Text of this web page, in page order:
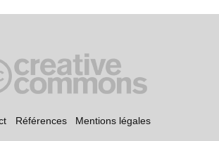
Références Mentions légales